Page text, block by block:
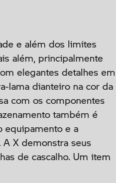
e além dos limites
além, principalmente
elegantes detalhes em
lama dianteiro na cor da
com os componentes
também é
equipamento e a
X demonstra seus
de cascalho. Um item